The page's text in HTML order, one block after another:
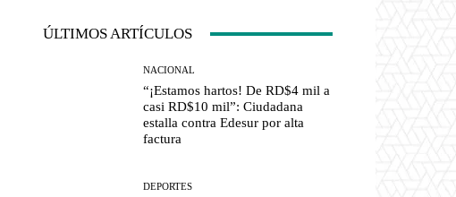
ÚLTIMOS ARTÍCULOS
NACIONAL
“¡Estamos hartos! De RD$4 mil a
casi RD$10 mil”: Ciudadana
estalla contra Edesur por alta
factura
DEPORTES